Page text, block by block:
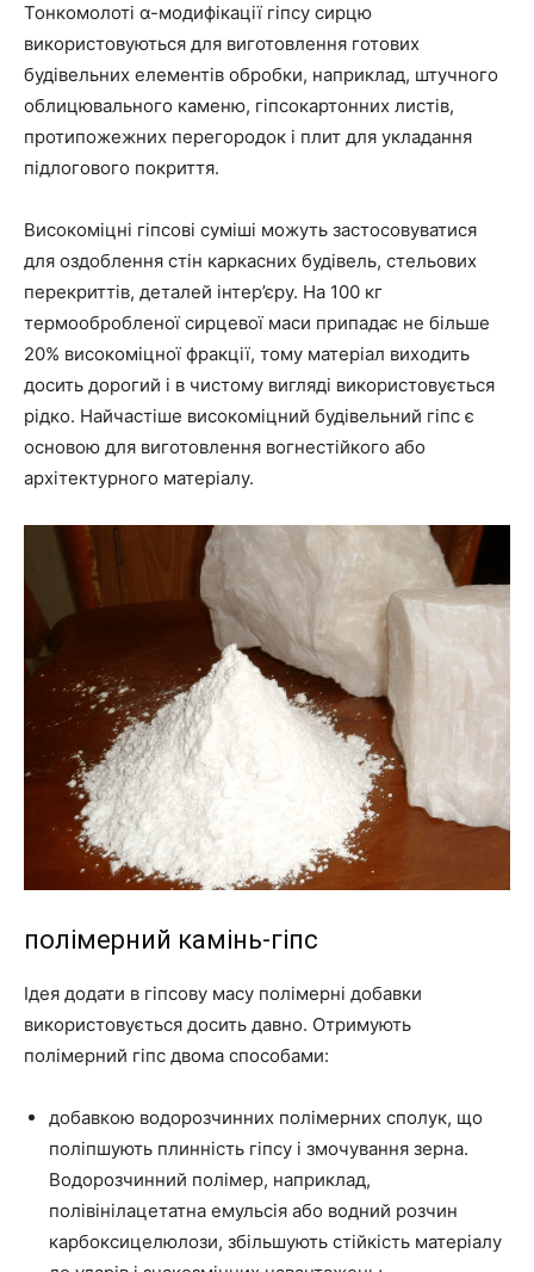
Тонкомолоті α-модифікації гіпсу сирцю
використовуються для виготовлення готових
будівельних елементів обробки, наприклад, штучного
облицювального каменю, гіпсокартонних листів,
протипожежних перегородок і плит для укладання
підлогового покриття.
Високоміцні гіпсові суміші можуть застосовуватися
для оздоблення стін каркасних будівель, стельових
перекриттів, деталей інтер’єру. На 100 кг
термообробленої сирцевої маси припадає не більше
20% високоміцної фракції, тому матеріал виходить
досить дорогий і в чистому вигляді використовується
рідко. Найчастіше високоміцний будівельний гіпс є
основою для виготовлення вогнестійкого або
архітектурного матеріалу.
полімерний камінь-гіпс
Ідея додати в гіпсову масу полімерні добавки
використовується досить давно. Отримують
полімерний гіпс двома способами:
добавкою водорозчинних полімерних сполук, що
поліпшують плинність гіпсу і змочування зерна.
Водорозчинний полімер, наприклад,
полівінілацетатна емульсія або водний розчин
карбоксицелюлози, збільшують стійкість матеріалу